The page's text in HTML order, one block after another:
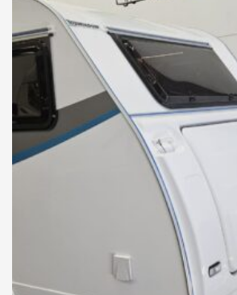
Puedes solicitar cita previa por
sobre el icono.